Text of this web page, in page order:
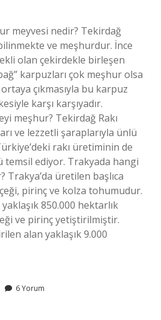
meyvesi nedir? Tekirdağ
ve meşhurdur. İnce
olan çekirdekle birleşen
karpuzları çok meşhur olsa
çıkmasıyla bu karpuz
karşı karşıyadır.
meşhur? Tekirdağ Rakı
ve lezzetli şaraplarıyla ünlü
rakı üretiminin de
ediyor. Trakyada hangi
Trakya’da üretilen başlıca
pirinç ve kolza tohumudur.
850.000 hektarlık
ve pirinç yetiştirilmiştir.
alan yaklaşık 9.000
6 Yorum